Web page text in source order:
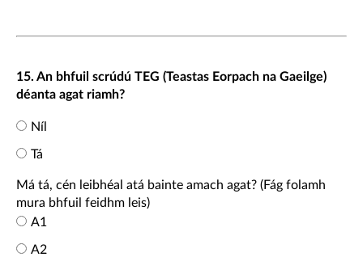
15. An bhfuil scrúdú TEG (Teastas Eorpach na Gaeilge)
déanta agat riamh?
Níl
Tá
Má tá, cén leibhéal atá bainte amach agat? (Fág folamh
mura bhfuil feidhm leis)
A1
A2